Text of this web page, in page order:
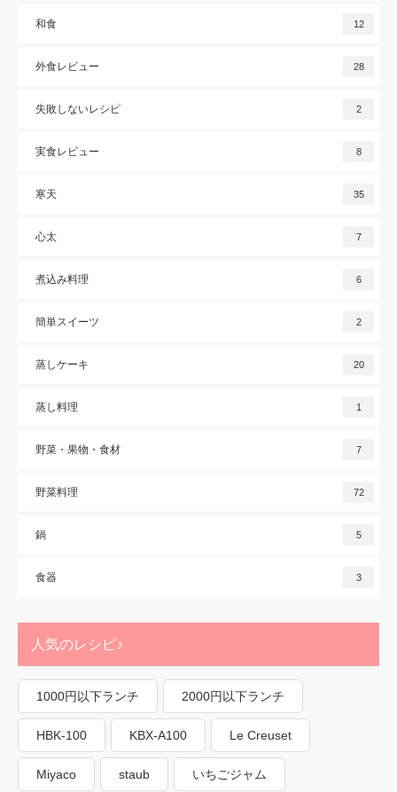
和食 12
外食レビュー 28
失敗しないレシピ 2
実食レビュー 8
寒天 35
心太 7
煮込み料理 6
簡単スイーツ 2
蒸しケーキ 20
蒸し料理 1
野菜・果物・食材 7
野菜料理 72
鍋 5
食器 3
人気のレシピ♪
1000円以下ランチ 2000円以下ランチ
HBK-100 KBX-A100 Le Creuset
Miyaco staub いちごジャム